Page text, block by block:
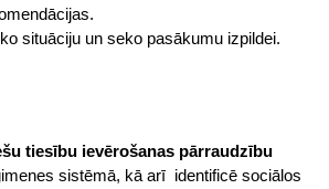
situāciju un seko pasākumu izpildei.
tiesību ievērošanas pārraudzību
sistēmā, kā arī identificē sociālos